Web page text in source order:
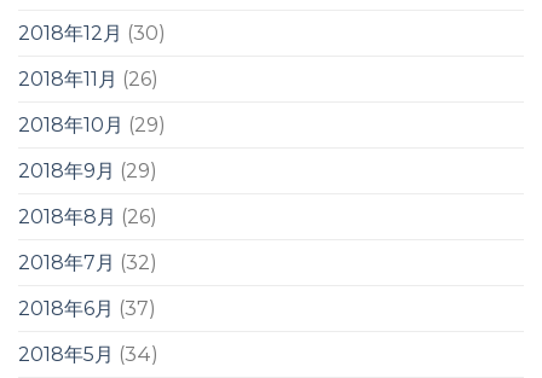
2018年12月 (30)
2018年11月 (26)
2018年10月 (29)
2018年9月 (29)
2018年8月 (26)
2018年7月 (32)
2018年6月 (37)
2018年5月 (34)